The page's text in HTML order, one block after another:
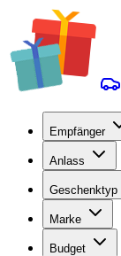
Empfänger
Anlass
Geschenktyp
Marke
Budget